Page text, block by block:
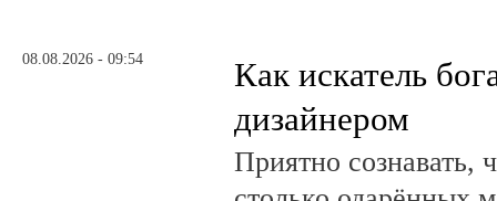
08.08.2026 - 09:54
Как искатель
дизайнером
Приятно сознавать,